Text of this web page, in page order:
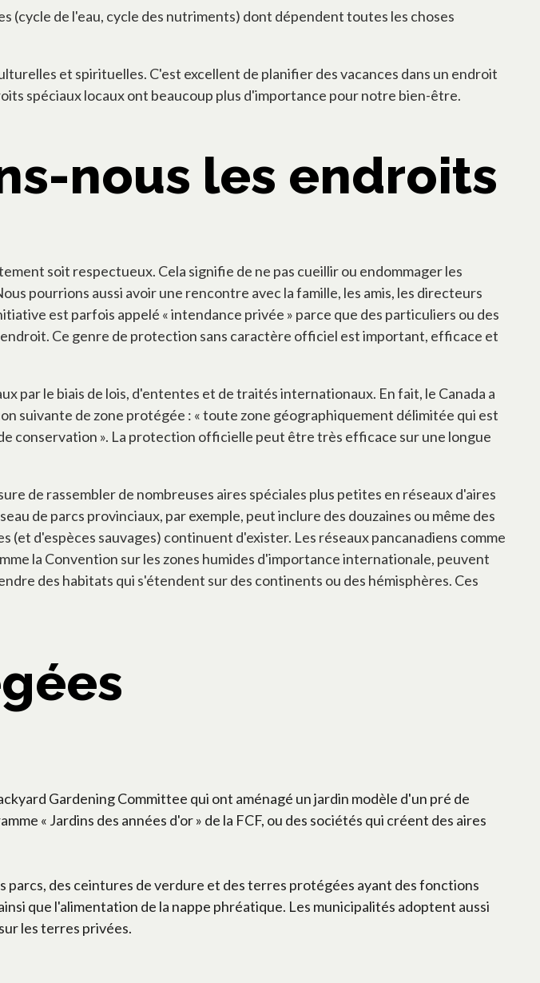
de l'eau, cycle des nutriments) dont dépendent toutes les choses
et spirituelles. C'est excellent de planifier des vacances dans un endroit
spéciaux locaux ont beaucoup plus d'importance pour notre bien-être.
nous les endroits
soit respectueux. Cela signifie de ne pas cueillir ou endommager les
pourrions aussi avoir une rencontre avec la famille, les amis, les directeurs
est parfois appelé « intendance privée » parce que des particuliers ou des
Ce genre de protection sans caractère officiel est important, efficace et
par le biais de lois, d'ententes et de traités internationaux. En fait, le Canada a
suivante de zone protégée : « toute zone géographiquement délimitée qui est
conservation ». La protection officielle peut être très efficace sur une longue
de rassembler de nombreuses aires spéciales plus petites en réseaux d'aires
de parcs provinciaux, par exemple, peut inclure des douzaines ou même des
d'espèces sauvages) continuent d'exister. Les réseaux pancanadiens comme
la Convention sur les zones humides d'importance internationale, peuvent
des habitats qui s'étendent sur des continents ou des hémisphères. Ces
Gardening Committee qui ont aménagé un jardin modèle d'un pré de
« Jardins des années d'or » de la FCF, ou des sociétés qui créent des aires
des ceintures de verdure et des terres protégées ayant des fonctions
que l'alimentation de la nappe phréatique. Les municipalités adoptent aussi
les terres privées.